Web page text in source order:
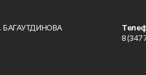
БАГАУТДИНОВА